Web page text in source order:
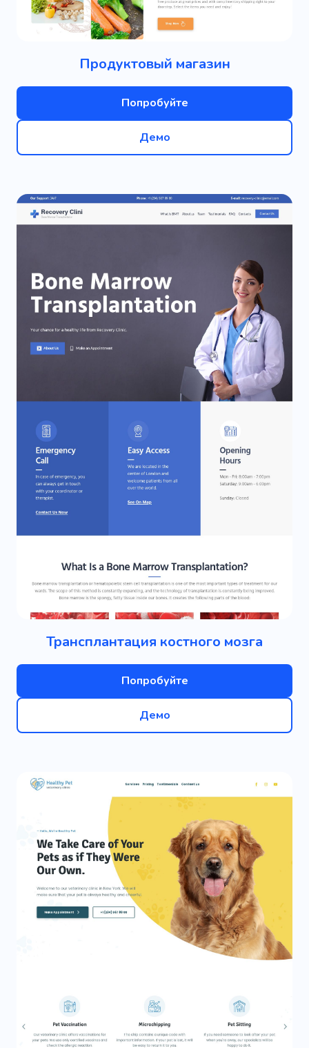
Продуктовый магазин
Попробуйте
Демо
Трансплантация костного мозга
Попробуйте
Демо